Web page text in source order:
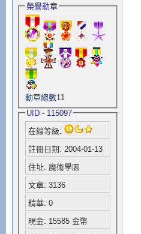
榮譽勳章
勳章總數11
UID - 115097
在線等級:
註冊日期: 2004-01-13
住址: 魔術學園
文章: 3136
精華: 0
現金: 15585 金幣